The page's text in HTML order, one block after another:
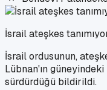
İsrail ateşkes
İsrail ordusunun,
Lübnan'ın
sürdürdüğü bildirildi.